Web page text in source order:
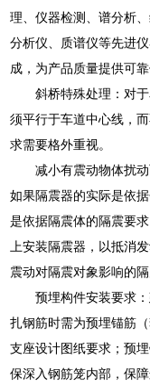
理、仪器检测、谱分析
分析仪、质谱仪等先进
成，为产品质量提供可靠
斜桥特殊处理：对
须平行于车道中心线，
求需要格外重视。
减小有震动物体扰
如果隔震器的实际是依
是依据隔震体的隔震要
上安装隔震器，以抵消
震动对隔震对象影响的
预埋构件安装要求
扎钢筋时需为预埋锚筋
支座设计图纸要求；预
保深入钢筋笼内部，保障